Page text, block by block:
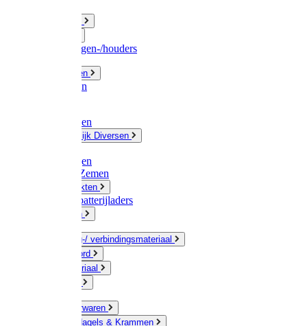
Slangenwagen-/houders
Olie / Vetten
Chemicalien
Plasticzakken
Huishoudelijk Diversen
Zaksluitingen
Sponzen / Zemen
Zeepprodukten
Batterij & batterijladers
Zaklampen
Verpakking-/ verbindingsmateriaal
Touw / Koord
Afdekmateriaal
Kleine ijzerwaren
Spijkers, Nagels & Krammen